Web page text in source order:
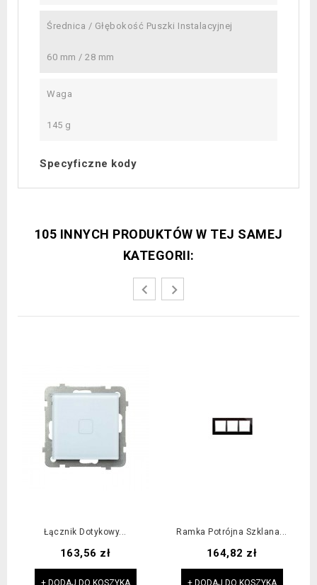
Średnica / Głębokość Puszki Instalacyjnej
60 mm / 28 mm
Waga
145 g
Specyficzne kody
105 INNYCH PRODUKTÓW W TEJ SAMEJ
KATEGORII:
Łącznik Dotykowy...
Cena
163,56 zł
Ramka Potrójna Szklana...
Cena
164,82 zł